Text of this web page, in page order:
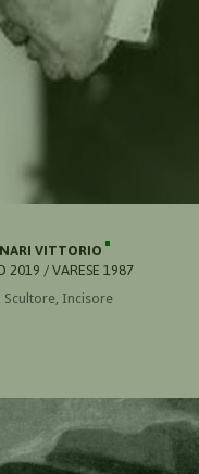
VITTORIO
2019 / VARESE 1987
Scultore, Incisore